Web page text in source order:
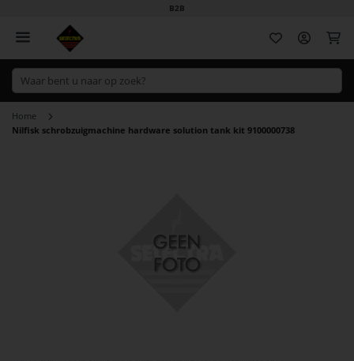
B2B
Home
Nilfisk schrobzuigmachine hardware solution tank kit 9100000738